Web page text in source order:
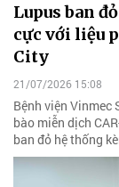
Lupus ban
cực với liệu
City
21/07/2026 15:08
Bệnh viện Vinmec
bào miễn dịch
ban đỏ hệ thống